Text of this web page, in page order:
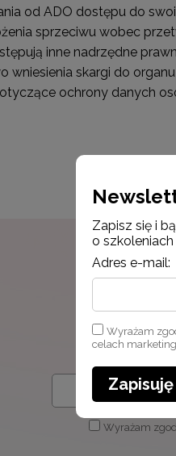
od ADO dostępu do
sprzeciwu wobec
inne nadrzędne
wniesienia skargi do
ochrony danych
Wyrażam
Zapisz się i
o
Adres e-mail:
Wyrażam
celach